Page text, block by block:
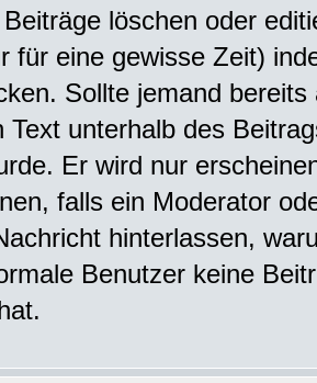
löschen oder
für eine gewisse Zeit)
Sollte jemand
Text unterhalb des
Er wird nur
falls ein Moderator
hinterlassen,
Benutzer keine